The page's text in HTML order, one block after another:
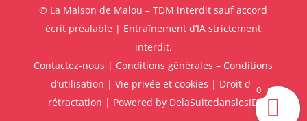
© La Maison de Malou – TDM interdit sauf accord
écrit préalable | Entraînement d’IA strictement
interdit.
Contactez-nous | Conditions générales – Conditions
d’utilisation | Vie privée et cookies | Droit de
rétractation | Powered by DelaSuitedanslesID
0